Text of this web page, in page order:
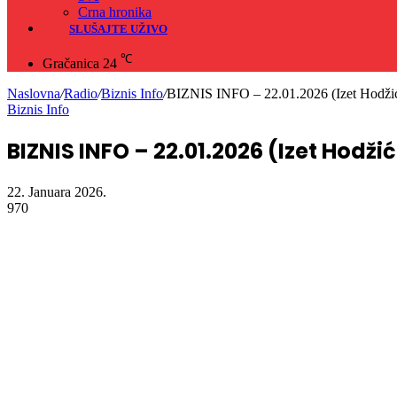
Crna hronika
SLUŠAJTE UŽIVO
Gračanica 24 ℃
Naslovna/Radio/Biznis Info/BIZNIS INFO – 22.01.2026 (Izet
Biznis Info
BIZNIS INFO – 22.01.2026 (Izet
22. Januara 2026.
970